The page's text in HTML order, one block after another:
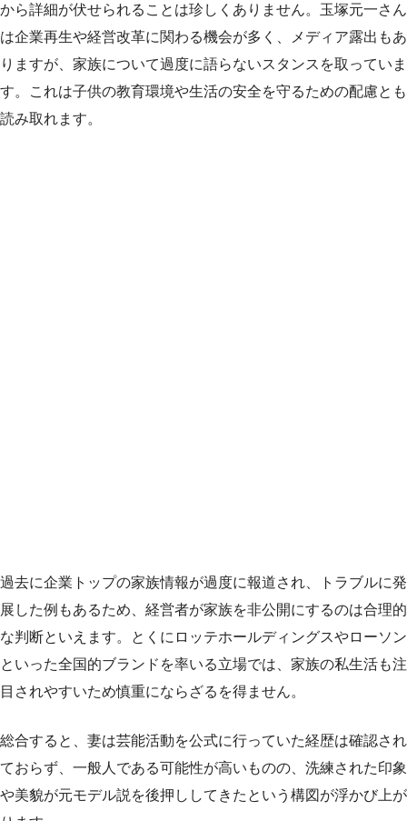
から詳細が伏せられることは珍しくありません。玉塚元一さん
は企業再生や経営改革に関わる機会が多く、メディア露出もあ
りますが、家族について過度に語らないスタンスを取っていま
す。これは子供の教育環境や生活の安全を守るための配慮とも
読み取れます。
過去に企業トップの家族情報が過度に報道され、トラブルに発
展した例もあるため、経営者が家族を非公開にするのは合理的
な判断といえます。とくにロッテホールディングスやローソン
といった全国的ブランドを率いる立場では、家族の私生活も注
目されやすいため慎重にならざるを得ません。
総合すると、妻は芸能活動を公式に行っていた経歴は確認され
ておらず、一般人である可能性が高いものの、洗練された印象
や美貌が元モデル説を後押ししてきたという構図が浮かび上が